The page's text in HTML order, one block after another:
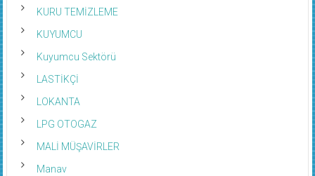
KURU TEMİZLEME
KUYUMCU
Kuyumcu Sektörü
LASTİKÇİ
LOKANTA
LPG OTOGAZ
MALİ MÜŞAVİRLER
Manav